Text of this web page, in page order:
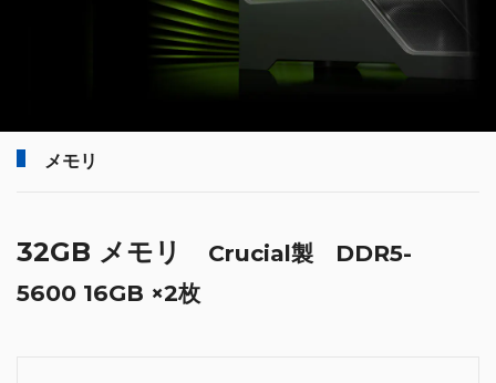
メモリ
32GB メモリ
Crucial製 DDR5-
5600 16GB ×2枚